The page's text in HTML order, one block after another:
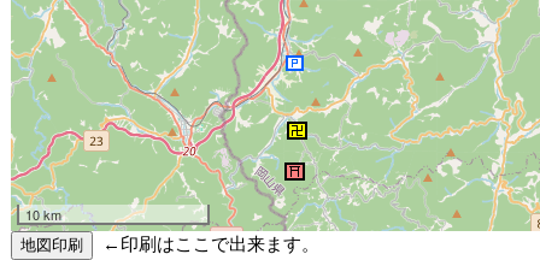
10 km
←印刷はここで出来ます。